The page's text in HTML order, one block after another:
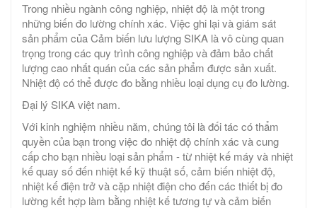
Trong nhiều ngành công nghiệp, nhiệt độ là một trong
những biến đo lường chính xác. Việc ghi lại và giám sát
sản phẩm của Cảm biến lưu lượng SIKA là vô cùng quan
trọng trong các quy trình công nghiệp và đảm bảo chất
lượng cao nhất quán của các sản phẩm được sản xuất.
Nhiệt độ có thể được đo bằng nhiều loại dụng cụ đo lường.
Đại lý SIKA việt nam.
Với kinh nghiệm nhiều năm, chúng tôi là đối tác có thẩm
quyền của bạn trong việc đo nhiệt độ chính xác và cung
cấp cho bạn nhiều loại sản phẩm - từ nhiệt kế máy và nhiệt
kế quay số đến nhiệt kế kỹ thuật số, cảm biến nhiệt độ,
nhiệt kế điện trở và cặp nhiệt điện cho đến các thiết bị đo
lường kết hợp làm bằng nhiệt kế tương tự và cảm biến